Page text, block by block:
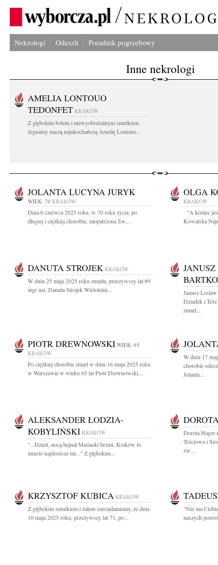
Nekrologi Odeszli Poradnik pogrzebowy
Inne nekrologi
AMELIA LONTOUO
TEDONFET KRAKÓW
Z głębokim bólem i niewyobrażalnym smutkiem
żegnamy naszą najukochańszą Amelię Lontouo...
JOLANTA LUCYNA JURYK
WIEK: 70 KRAKÓW
Dnia 6 czerwca 2025 roku, w 70 roku życia, po
długiej i ciężkiej chorobie, zaopatrzona Św....
OLGA
KRAKÓW
"A koniec
Kowalska
DANUTA STROJEK KRAKÓW
W dniu 25 maja 2025 roku zmarła, przeżywszy lat 89
mgr inż. Danuta Strojek Wieloletni...
Janusz
Dziadek i
zmarł...
PIOTR DREWNOWSKI WIEK: 65
KRAKÓW
Po ciężkiej chorobie zmarł w dniu 16 maja 2025 roku
w Warszawie w wieku 65 lat Piotr Drewnowski...
W dniu 17
chorobie
Jolanta...
ALEKSANDER ŁODZIA-
KOBYLIŃSKI KRAKÓW
"...Dzień, nocą hejnał Mariacki brzmi. Kraków to
miasto najdroższe mi..." Z głębokim...
Dorota Hager
Teściowa i
św....
KRZYSZTOF KUBICA KRAKÓW
Z głębokim smutkiem i żalem zawiadamiamy, że dnia
10 maja 2025 roku, przeżywszy lat 71, po...
"Nie ma
naszych